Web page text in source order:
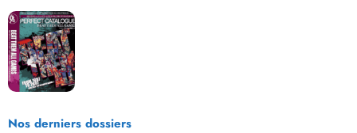
Nos derniers dossiers